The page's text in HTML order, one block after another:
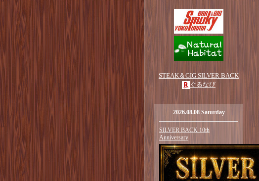
STEAK＆GIG SILVER BACK
ぐるなび
2026.08.08 Saturday
SILVER BACK 10th
Anniversary